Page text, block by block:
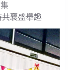
襄盛舉趣